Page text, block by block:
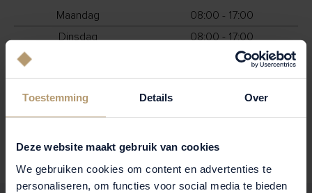
Toestemming Details Over
Deze website maakt gebruik van cookies
We gebruiken cookies om content en advertenties te
personaliseren, om functies voor social media te bieden
Maandag
08:00 - 17:00
Dinsdag
08:00 - 17:00
08:00 - 17:00
Donderdag
08:00 - 17:00
Vrijdag
08:00 - 17:00
Zondag
Gesloten